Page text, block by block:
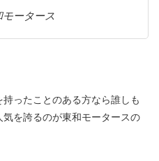
ータース
ったことのある方なら誰しも
を誇るのが東和モータースの